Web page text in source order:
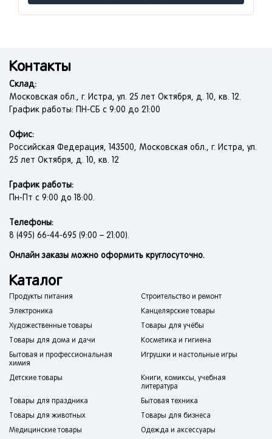
Контакты
Склад:
Московская обл., г. Истра, ул. 25 лет Октября, д. 10, кв. 12.
График работы: ПН-СБ с 9:00 до 21:00
Офис:
Российская Федерация, 143500, Московская обл., г. Истра, ул.
25 лет Октября, д. 10, кв. 12
График работы:
Пн-Пт с 9:00 до 18:00.
Телефоны:
8 (495) 66-44-695 (9:00 – 21:00).
Онлайн заказы можно оформить круглосуточно.
Каталог
Продукты питания
Строительство и ремонт
Электроника
Канцелярские товары
Художественные товары
Товары для учёбы
Товары для дома и дачи
Косметика и гигиена
Бытовая и профессиональная
химия
Игрушки и настольные игры
Детские товары
Книги, комиксы, учебная
литература
Товары для праздника
Бытовая техника
Товары для животных
Товары для бизнеса
Медицинские товары
Одежда и аксессуары